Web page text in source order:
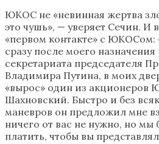
ЮКОС не «невинная жертва
это чушь», — уверяет Сечин. И
«первом контакте» с ЮКОСом:
сразу после моего
секретариата председателя
Владимира Путина, в моих
«вырос» один из акционеров
Шахновский. Быстро и без
маневров он предложил мне
ничего от вас не нужно, но мы
платить, чтобы вы